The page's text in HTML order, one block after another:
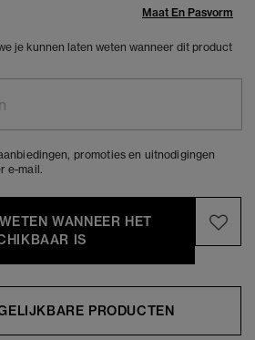
Maat En Pasvorm
je kunnen laten weten wanneer dit product
promoties en uitnodigingen
e-mail.
WANNEER HET
IS
PRODUCTEN